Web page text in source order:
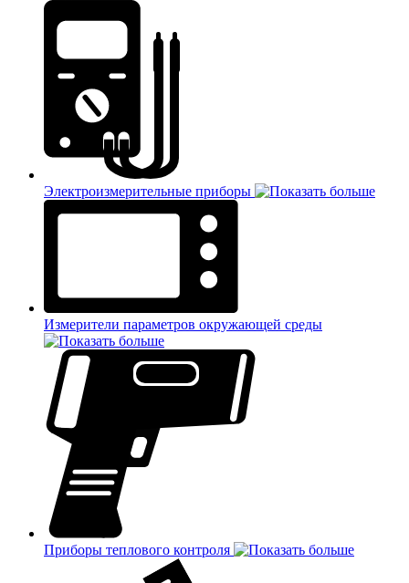
Электроизмерительные приборы
Измерители параметров окружающей среды
Приборы теплового контроля